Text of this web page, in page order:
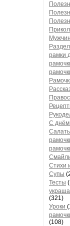
рамки
С
Стихи
Супы
Тесты
(321)
Уроки
(108)